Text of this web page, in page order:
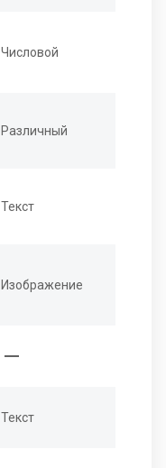
Числовой
Различный
Текст
Изображение
horizontal_rule
Текст